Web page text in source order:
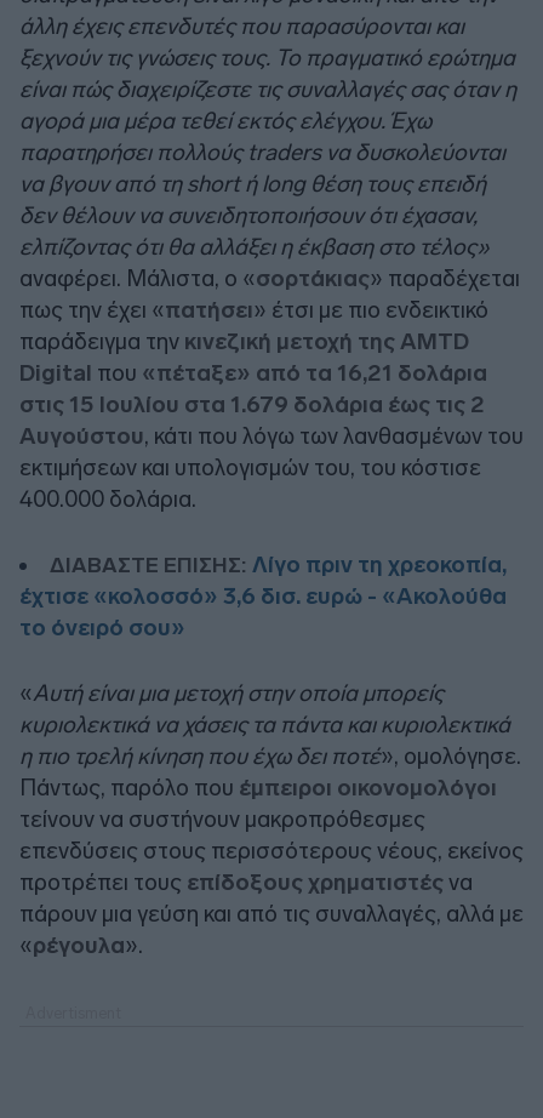
άλλη έχεις επενδυτές που παρασύρονται και
ξεχνούν τις γνώσεις τους. Το πραγματικό ερώτημα
είναι πώς διαχειρίζεστε τις συναλλαγές σας όταν η
αγορά μια μέρα τεθεί εκτός ελέγχου. Έχω
παρατηρήσει πολλούς traders να δυσκολεύονται
να βγουν από τη short ή long θέση τους επειδή
δεν θέλουν να συνειδητοποιήσουν ότι έχασαν,
ελπίζοντας ότι θα αλλάξει η έκβαση στο τέλος»
αναφέρει. Μάλιστα, ο «σορτάκιας» παραδέχεται
πως την έχει «πατήσει» έτσι με πιο ενδεικτικό
παράδειγμα την κινεζική μετοχή της AMTD
Digital που «πέταξε» από τα 16,21 δολάρια
στις 15 Ιουλίου στα 1.679 δολάρια έως τις 2
Αυγούστου, κάτι που λόγω των λανθασμένων του
εκτιμήσεων και υπολογισμών του, του κόστισε
400.000 δολάρια.
ΔΙΑΒΑΣΤΕ ΕΠΙΣΗΣ: Λίγο πριν τη χρεοκοπία,
έχτισε «κολοσσό» 3,6 δισ. ευρώ - «Aκολούθα
το όνειρό σου»
«Αυτή είναι μια μετοχή στην οποία μπορείς
κυριολεκτικά να χάσεις τα πάντα και κυριολεκτικά
η πιο τρελή κίνηση που έχω δει ποτέ», ομολόγησε.
Πάντως, παρόλο που έμπειροι οικονομολόγοι
τείνουν να συστήνουν μακροπρόθεσμες
επενδύσεις στους περισσότερους νέους, εκείνος
προτρέπει τους επίδοξους χρηματιστέςνα
πάρουν μια γεύση και από τις συναλλαγές, αλλά με
«ρέγουλα».